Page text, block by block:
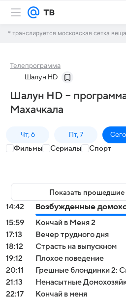
* транслируется московская сетка
Телепрограмма
Шалун HD
Шалун HD –
Махачкала
Чт, 6 Пт, 7
Фильмы Сериалы Спорт
Показать прошедшие
14:42
Возбужденные
15:59
Кончай в Меня 2
17:13
Вечер трудного дня
18:12
Страсть на выпускном
19:12
Плохое поведение
20:11
Грешные блондинки 2:
21:13
Ненасытные
22:17
Кончай в меня